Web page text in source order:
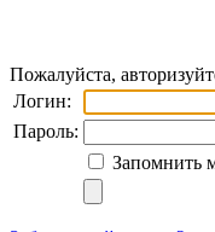
Пожалуйста,
Логин:
Пароль:
Запомнить